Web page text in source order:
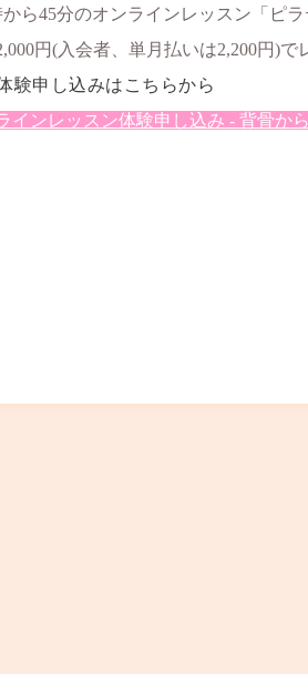
ら45分のオンラインレッスン「ピラ
円(入会者、単月払いは2,200円)で
験申し込みはこちらから
インレッスン体験申し込み - 背骨か